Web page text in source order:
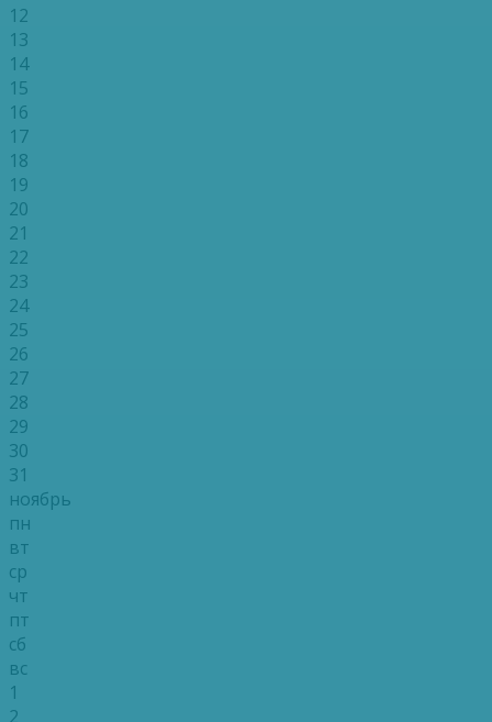
12
13
14
15
16
17
18
19
20
21
22
23
24
25
26
27
28
29
30
31
ноябрь
пн
вт
ср
чт
пт
сб
вс
1
2